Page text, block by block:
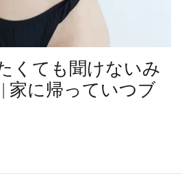
くても聞けないみ
家に帰っていつブ